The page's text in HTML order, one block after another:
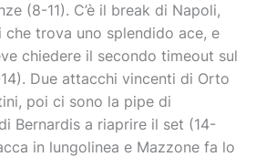
(8-11). C’è il break di Napoli,
che trova uno splendido ace, e
chiedere il secondo timeout sul
Due attacchi vincenti di Orto
poi ci sono la pipe di
Bernardis a riaprire il set (14-
in lungolinea e Mazzone fa lo